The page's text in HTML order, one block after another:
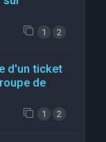
1 2
d'un ticket
de
1 2